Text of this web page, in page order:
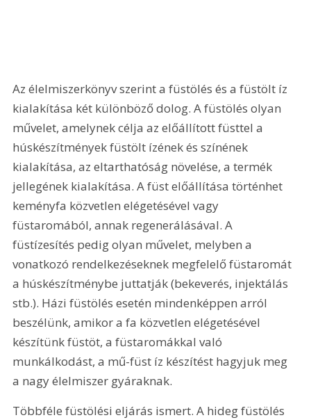
Az élelmiszerkönyv szerint a füstölés és a füstölt íz
kialakítása két különböző dolog. A füstölés olyan
művelet, amelynek célja az előállított füsttel a
húskészítmények füstölt ízének és színének
kialakítása, az eltarthatóság növelése, a termék
jellegének kialakítása. A füst előállítása történhet
keményfa közvetlen elégetésével vagy
füstaromából, annak regenerálásával. A
füstízesítés pedig olyan művelet, melyben a
vonatkozó rendelkezéseknek megfelelő füstaromát
a húskészítménybe juttatják (bekeverés, injektálás
stb.). Házi füstölés esetén mindenképpen arról
beszélünk, amikor a fa közvetlen elégetésével
készítünk füstöt, a füstaromákkal való
munkálkodást, a mű-füst íz készítést hagyjuk meg
a nagy élelmiszer gyáraknak.
Többféle füstölési eljárás ismert. A hideg füstölés